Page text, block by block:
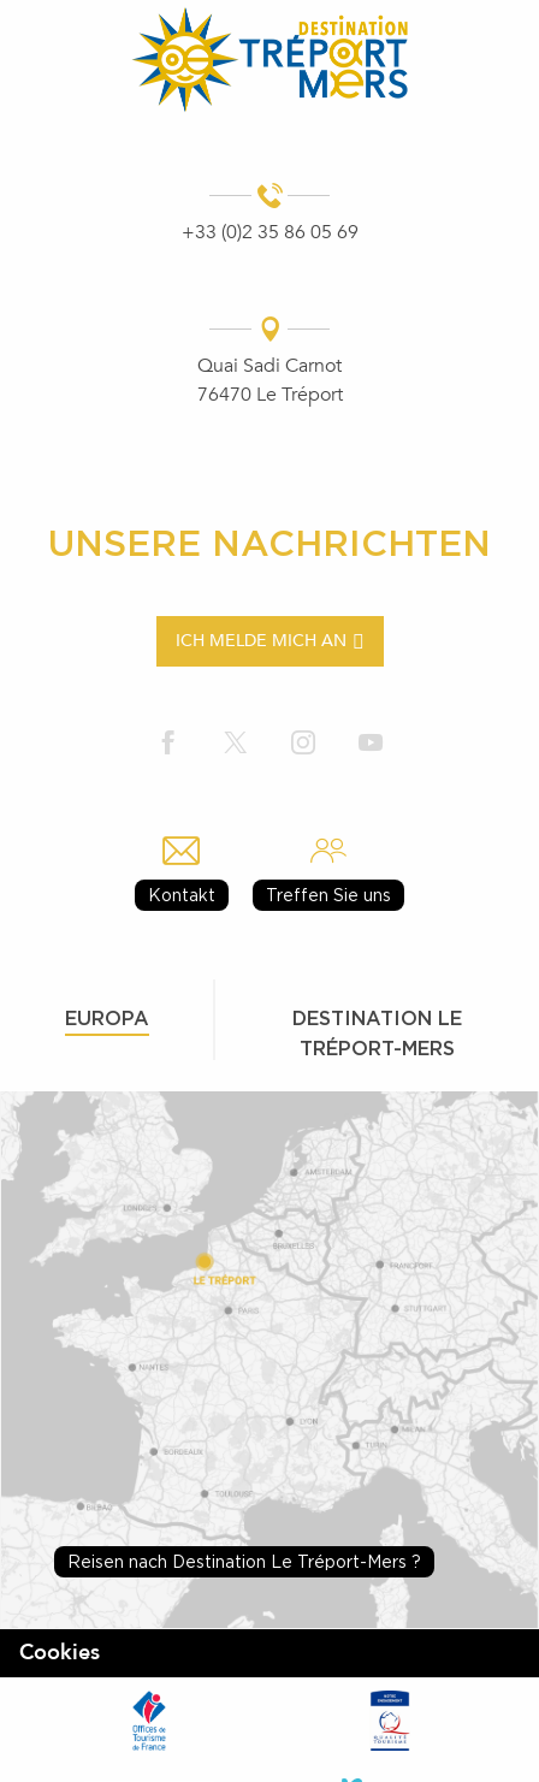
+33 (0)2 35 86 05 69
Quai Sadi Carnot
76470 Le Tréport
UNSERE NACHRICHTEN
ICH MELDE MICH AN
Kontakt Treffen Sie uns
EUROPA
DESTINATION LE
TRÉPORT-MERS
Reisen nach Destination Le Tréport-Mers ?
Cookies